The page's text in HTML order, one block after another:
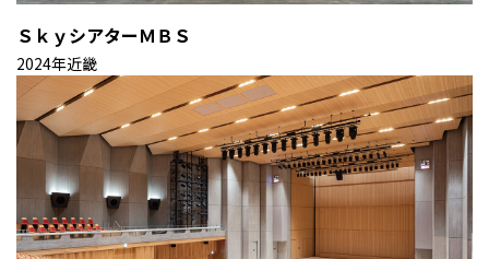
ＳｋｙシアターＭＢＳ
2024年近畿